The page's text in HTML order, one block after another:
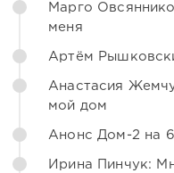
Марго
меня
Артём
Анастасия
мой дом
Анонс Дом-2 на
Ирина Пинчук: